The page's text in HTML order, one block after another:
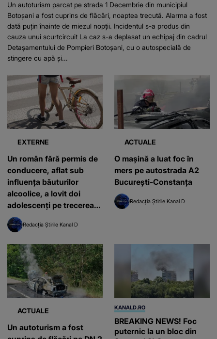
Un autoturism parcat pe strada 1 Decembrie din municipiul
Botoșani a fost cuprins de flăcări, noaptea trecută. Alarma a fost
dată puțin înainte de miezul nopții. Incidentul s-a produs din
cauza unui scurtcircuit La caz s-a deplasat un echipaj din cadrul
Detașamentului de Pompieri Botoșani, cu o autospecială de
stingere cu apă și...
EXTERNE
Un român fără permis de
conducere, aflat sub
influența băuturilor
alcoolice, a lovit doi
adolescenți pe trecerea
de pietoni
Redacția Știrile Kanal D
ACTUALE
O mașină a luat foc în
mers pe autostrada A2
București-Constanța
Redacția Știrile Kanal D
ACTUALE
Un autoturism a fost
KANALD.RO
BREAKING NEWS! Foc
puternic la un bloc din